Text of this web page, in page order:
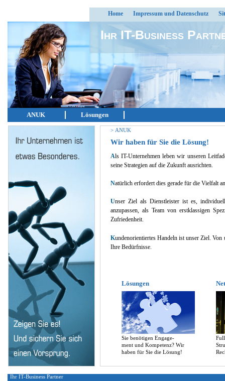
Home Impressum und Datenschutz
Ihr IT-Business
ANUK Lösungen
> ANUK
Wir haben für Sie die Lösung!
Als IT-Unternehmen leben wir unseren
seine Strategien auf die Zukunft ausrichten.
Natürlich erfordert dies gerade für die Vielfalt
Unser Ziel als Dienstleister ist es,
anzupassen, als Team von erstklassigen
Zufriedenheit.
Kundenorientiertes Handeln ist unser Ziel. Von
Ihre Bedürfnisse.
Lösungen
Sie benötigen Engage-
ment und Kompetenz? Wir
haben für Sie die Lösung!
Ihr IT-Business Partner